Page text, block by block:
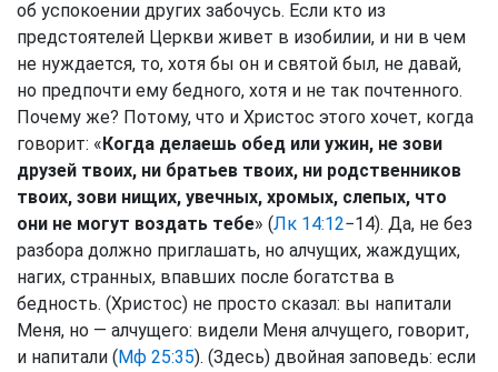
об успокоении других забочусь. Если кто из
предстоятелей Церкви живет в изобилии, и ни в чем
не нуждается, то, хотя бы он и святой был, не давай,
но предпочти ему бедного, хотя и не так почтенного.
Почему же? Потому, что и Христос этого хочет, когда
говорит: «Когда делаешь обед или ужин, не зови
друзей твоих, ни братьев твоих, ни родственников
твоих, зови нищих, увечных, хромых, слепых, что
они не могут воздать тебе» (Лк 14:12−14). Да, не без
разбора должно приглашать, но алчущих, жаждущих,
нагих, странных, впавших после богатства в
бедность. (Христос) не просто сказал: вы напитали
Меня, но — алчущего: видели Меня алчущего, говорит,
и напитали (Мф 25:35). (Здесь) двойная заповедь: если